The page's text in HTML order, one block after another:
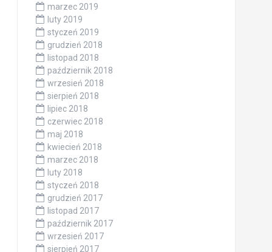
marzec 2019
luty 2019
styczeń 2019
grudzień 2018
listopad 2018
październik 2018
wrzesień 2018
sierpień 2018
lipiec 2018
czerwiec 2018
maj 2018
kwiecień 2018
marzec 2018
luty 2018
styczeń 2018
grudzień 2017
listopad 2017
październik 2017
wrzesień 2017
sierpień 2017